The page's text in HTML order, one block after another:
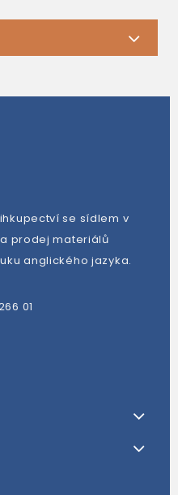
se sídlem v
prodej materiálů
anglického jazyka.
01